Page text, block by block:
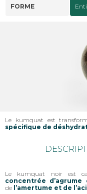
FORME
Le kumquat est
spécifique de
Le kumquat noir est
concentrée d’agrume
de l’amertume et de